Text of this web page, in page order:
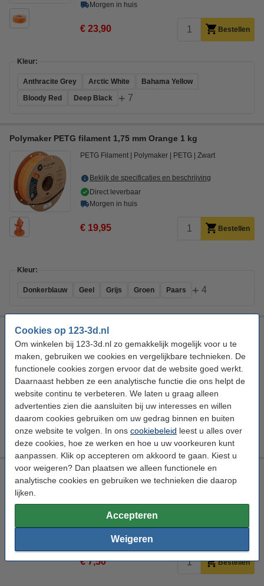
Cookies op 123-3d.nl
Om winkelen bij 123-3d.nl zo gemakkelijk mogelijk voor u te
maken, gebruiken we cookies en vergelijkbare technieken. De
functionele cookies zorgen ervoor dat de website goed werkt.
Daarnaast hebben ze een analytische functie die ons helpt de
website continu te verbeteren. We laten u graag alleen
advertenties zien die aansluiten bij uw interesses en willen
daarom cookies gebruiken om uw gedrag binnen en buiten
onze website te volgen. In ons cookiebeleid leest u alles over
deze cookies, hoe ze werken en hoe u uw voorkeuren kunt
aanpassen. Klik op accepteren om akkoord te gaan. Kiest u
voor weigeren? Dan plaatsen we alleen functionele en
analytische cookies en gebruiken we technieken die daarop
lijken.
Accepteren
Weigeren
Morgen in huis
€ 23,90 Bestellen
Kleur:
Anthracite Grey Arctic White
Bahama Yellow
Bloody Red
Deep Black + 7
Polymaker PETG filament 1,75 mm Orange 1 kg
PETG Filament Polymaker PETG Zwart
Bekijk de specificaties en beschrijving
Direct leverbaar
Morgen in huis
€ 19,95 Bestellen
Kleur:
Donkerblauw Geel Grijs Groen Paars + 4
Spectrum 5PACK PET-G Premium 1,75 mm (5x 0,25 kg)
Spectrum PETG Multi Color 1,75 mm
Bekijk de specificaties en beschrijving
Direct leverbaar
Morgen in huis
€ 37,90 Bestellen
123-3D Hechtspray (150 ml)
Bekijk de specificaties en beschrijving
Direct leverbaar
Morgen in huis
€ 7,50 Bestellen